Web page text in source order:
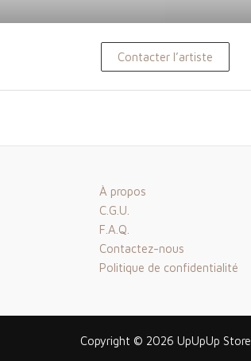
Contacter l’artiste
À propos
C.G.U.
F.A.Q.
Contactez-nous
Politique de confidentialité
Copyright © 2026 UpUpUp Store